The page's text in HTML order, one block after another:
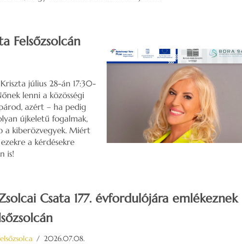
Felsőzsolcán
július 28-án 17:30-
lenni a közösségi
azért – ha pedig
újkeletű fogalmak,
a kiberözvegyek. Miért
a kérdésekre
is!
Csata 177. évfordulójára emlékeznek
2026.07.08.